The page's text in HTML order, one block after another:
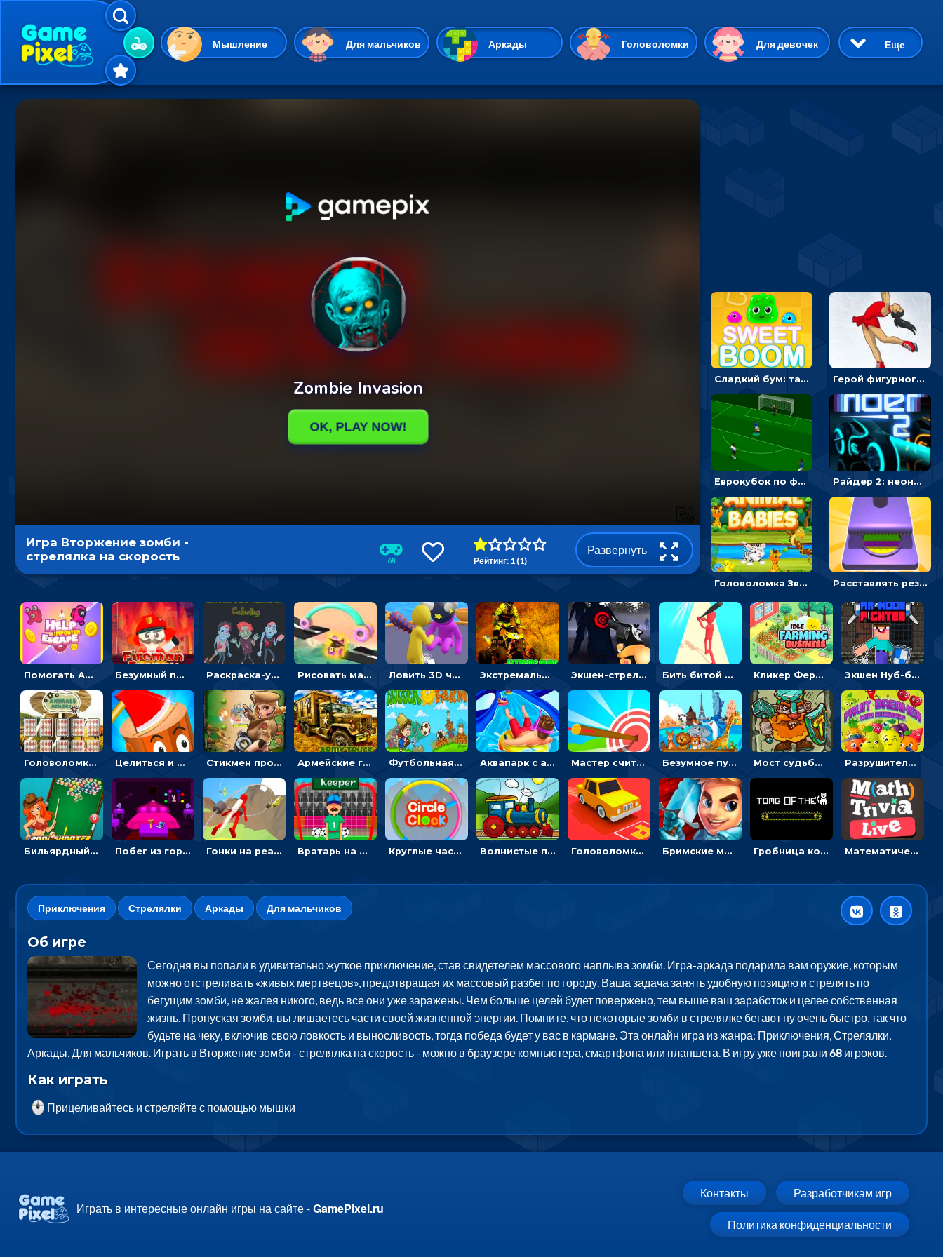
Мышление Для мальчиков Аркады Головоломки Для девочек
Гиперказуальные Казуальные Веселые 3D Приключения
Симуляторы
Еще
Сладкий бум: тапнуть, чтобы взорвать желейки - головоломка Герой фигурного катания - спортивные соревнования онлайн
Еврокубок по футболу 2021 в 3D: пасуй мяч и бей по воротам соперника Райдер 2: неоновые гонки на мотоциклах
Головоломка Звери-малыши: открывай карточки по очереди, чтобы найти одинаковые Расставлять резиновые кубики, чтобы делать поп-ит - гиперказуальные
Игра Вторжение зомби -
стрелялка на скорость
68 Рейтинг: 1 (1)
Развернуть
Помогать Амонг Ас бежать из комнаты через преграды - приключения Безумный пожарный: направлять шланг, чтобы тушить горящие бревна Раскраска-ужастик: разукрась зомби и скелетов Рисовать машину и выигрывать гонку - для мальчиков Ловить 3D человечком своего цвета и собирать драгоценности - гиперказуалка Экстремальные пазлы с квадроциклами: собирать крутые тачки Экшен-стрелялка по зомби: целиться и попадать в бегущих монстров Бить битой по шарику, чтобы сбивать кубики с буквами на пути к финишу - 3D Кликер Фермерский бизнес: расти овощи, чтобы богатеть Экшен Нуб-боец: прыгать через препятствия или бить врагов мечом
Головоломка с животными: переворачивать карточки, чтобы находить пару Целиться и метать топор в 3D мишени Стикмен против Зомби: стрелять в зомби и развивать воина Армейские грузовики в пазлах: собери военную машину Футбольная ферма: бей по мячу, чтобы забивать в ворота и ловить звезды Аквапарк с акулами: жми, чтобы лететь к финишу по волнам Мастер считать стрелы: увеличивать запас, чтобы поразить больше целей Безумное путешествие друзей по миру: собирать пазлы из фото с животными Мост судьбы: прыгать по платформам и бить молотом орков Разрушитель фруктов: стрелять ягодами по ананасам
Бильярдный пул: стрелять шариками, чтобы взрывать одинаковые Побег из горной деревни: решай головоломки, чтобы открыть ворота Гонки на реактивном ранце: избегать преград, чтобы лететь к финишу Вратарь на футбольном поле: тапай, чтобы отбивать мячи в воротах ногами и руками - спортивные Круглые часы: ловить цветную стрелку в одинаковом участке циферблата Волнистые пазлы с транспортом: собирай картинку из частей Головоломка Парк-стоянка: рисовать линии, чтобы парковать машины Бримские мечи: бежать через преграды, бить врагов и собирать монеты Гробница кота: искать выход в лабиринте, собирая золото Математическая викторина мультиплеер: решать примеры на время
Приключения Стрелялки Аркады Для мальчиков
Об игре
Сегодня вы попали в удивительно жуткое приключение, став свидетелем массового наплыва зомби. Игра-аркада подарила вам оружие, которым
можно отстреливать «живых мертвецов», предотвращая их массовый разбег по городу. Ваша задача занять удобную позицию и стрелять по
бегущим зомби, не жалея никого, ведь все они уже заражены. Чем больше целей будет повержено, тем выше ваш заработок и целее собственная
жизнь. Пропуская зомби, вы лишаетесь части своей жизненной энергии. Помните, что некоторые зомби в стрелялке бегают ну очень быстро, так что
будьте на чеку, включив свою ловкость и выносливость, тогда победа будет у вас в кармане. Эта онлайн игра из жанра: Приключения, Стрелялки,
Аркады, Для мальчиков. Играть в Вторжение зомби - стрелялка на скорость - можно в браузере компьютера, смартфона или планшета. В игру уже поиграли 68игроков.
Как играть
Прицеливайтесь и стреляйте с помощью мышки
Играть в интересные онлайн игры на сайте -GamePixel.ru
Контакты Разработчикам игр
Политика конфиденциальности